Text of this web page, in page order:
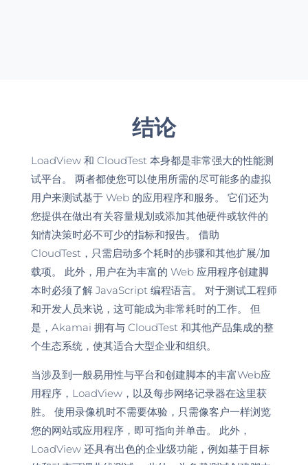
结论
LoadView 和 CloudTest 本身都是非常强大的性能测
试平台。 两者都使您可以使用所需的尽可能多的虚拟
用户来测试基于 Web 的应用程序和服务。 它们还为
您提供在做出有关容量规划或添加其他硬件或软件的
知情决策时必不可少的指标和报告。 借助
CloudTest，只需启动多个耗时的步骤和其他扩展/加
载项。 此外，用户在为丰富的 Web 应用程序创建脚
本时必须了解 JavaScript 编程语言。 对于测试工程师
和开发人员来说，这可能成为非常耗时的工作。 但
是，Akamai 拥有与 CloudTest 和其他产品集成的整
个生态系统，使其适合大型企业和组织。
当涉及到一般易用性与平台和创建脚本的丰富Web应
用程序，LoadView，以及每步网络记录器在这里获
胜。 使用录像机时不需要体验，只需像客户一样浏览
您的网站或应用程序，即可指向并单击。 此外，
LoadView 还具有出色的企业级功能，例如基于目标